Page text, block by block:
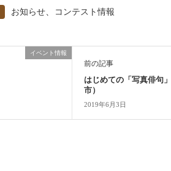
お知らせ コンテスト情報
イベント情報
前の記事
はじめての「写真俳句
市）
2019年6月3日